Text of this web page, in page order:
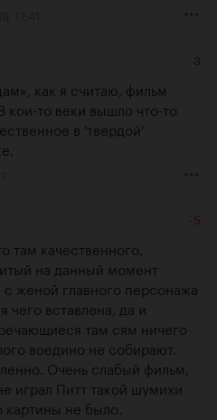
3
как я считаю, фильм
кои-то веки вышло что-то
в 'твёрдой'
-5
там качественного,
на данный момент
женой главного персонажа
чего вставлена, да и
там сям ничего
воедино не собирают.
Очень слабый фильм,
играл Питт такой шумихи
картины не было.